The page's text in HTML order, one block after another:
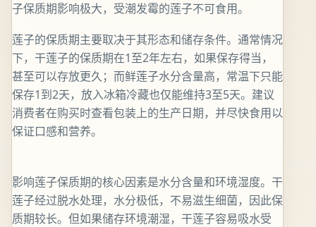
子保质期影响极大，受潮发霉的莲子不可食用。
莲子的保质期主要取决于其形态和储存条件。通常情况
下，干莲子的保质期在1至2年左右，如果保存得当，
甚至可以存放更久；而鲜莲子水分含量高，常温下只能
保存1到2天，放入冰箱冷藏也仅能维持3至5天。建议
消费者在购买时查看包装上的生产日期，并尽快食用以
保证口感和营养。
影响莲子保质期的核心因素是水分含量和环境湿度。干
莲子经过脱水处理，水分极低，不易滋生细菌，因此保
质期较长。但如果储存环境潮湿，干莲子容易吸水受